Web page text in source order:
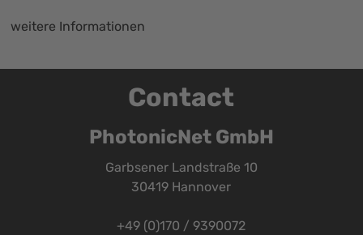
weitere Informationen
Contact
PhotonicNet GmbH
Garbsener Landstraße 10
30419 Hannover
+49 (0)170 / 9390072